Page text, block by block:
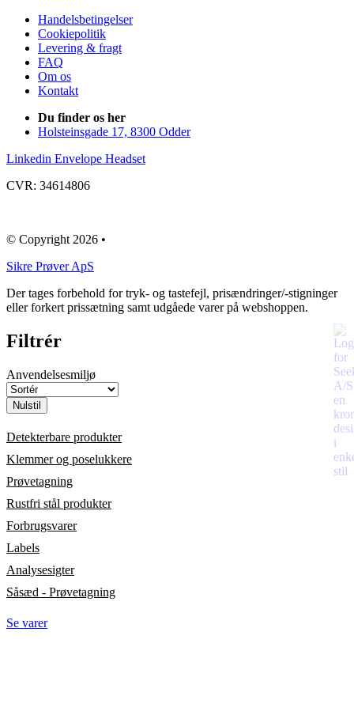
Handelsbetingelser
Cookiepolitik
Levering & fragt
FAQ
Om os
Kontakt
Du finder os her
Holsteinsgade 17, 8300 Odder
Linkedin Envelope Headset
CVR: 34614806
© Copyright 2026 •
​Sikre Prøver ApS
Der tages forbehold for tryk- og tastefejl, prisændringer/-stigninger
eller forkert prissætning samt udgåede varer på webshoppen.
Filtrér
Anvendelsesmiljø
Nulstil
Detekterbare produkter
Klemmer og poselukkere
Prøvetagning
Rustfri stål produkter
Forbrugsvarer
Labels
Analysesigter
Såsæd - Prøvetagning
Se varer